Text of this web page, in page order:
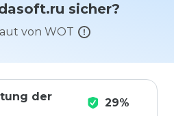
sicher?
von WOT
der
29%